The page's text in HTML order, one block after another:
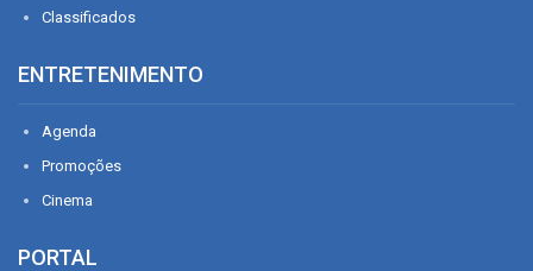
Classificados
ENTRETENIMENTO
Agenda
Promoções
Cinema
PORTAL